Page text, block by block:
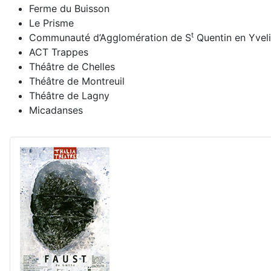
Ferme du Buisson
Le Prisme
Communauté d’Agglomération de St Quentin en
ACT Trappes
Théâtre de Chelles
Théâtre de Montreuil
Théâtre de Lagny
Micadanses